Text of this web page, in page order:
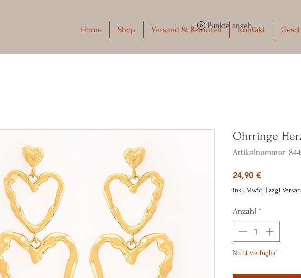
Home Shop Versand & Retouren Kontakt
Punkte ansehen
Ohrringe
Artikelnummer:
24,90 €Preis
inkl. MwSt. zzgl
Anzahl *
Nicht verfügbar